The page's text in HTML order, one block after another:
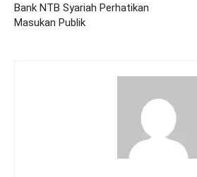
Bank NTB Syariah Perhatikan
Masukan Publik